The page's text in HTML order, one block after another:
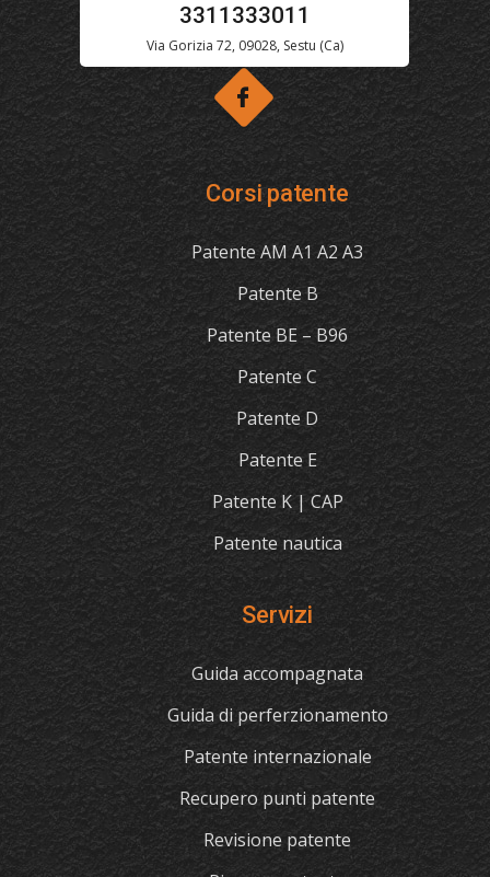
3311333011
Via Gorizia 72, 09028, Sestu (Ca)
Corsi patente
Patente AM A1 A2 A3
Patente B
Patente BE – B96
Patente C
Patente D
Patente E
Patente K | CAP
Patente nautica
Servizi
Guida accompagnata
Guida di perferzionamento
Patente internazionale
Recupero punti patente
Revisione patente